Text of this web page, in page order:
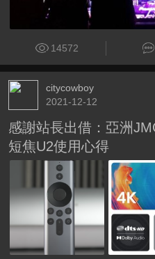
14572
citycowboy
2021-12-12
感謝站長出借：亞洲
短焦U2使用心得